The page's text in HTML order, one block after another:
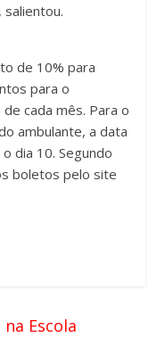
salientou.
de 10% para
para o
cada mês. Para o
ambulante, a data
dia 10. Segundo
boletos pelo site
Escola